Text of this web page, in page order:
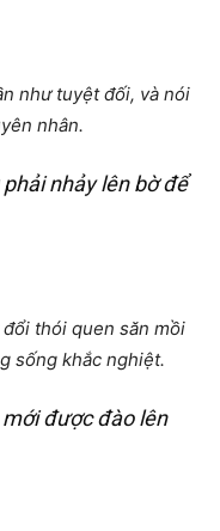
như tuyệt đối, và nói
nhân.
nhảy lên bờ để
thói quen săn mồi
sống khắc nghiệt.
được đào lên